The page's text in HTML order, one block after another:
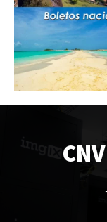
CNV